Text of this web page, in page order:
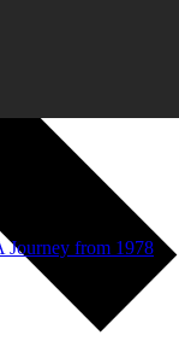
Journey from 1978